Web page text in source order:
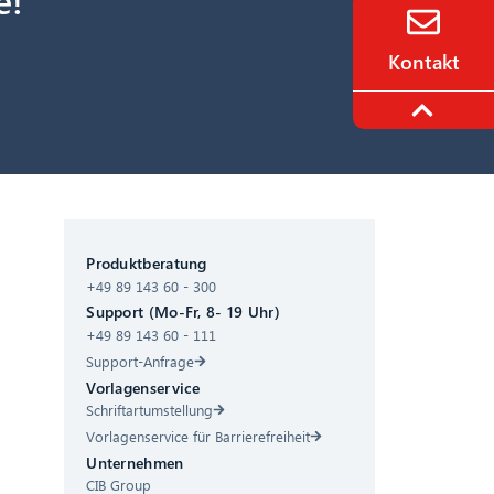
Produktberatung
+49 89 143 60 - 300
Support (Mo-Fr, 8- 19 Uhr)
+49 89 143 60 - 111
Support-Anfrage
Vorlagenservice
Schriftartumstellung
Vorlagenservice für Barrierefreiheit
Unternehmen
CIB Group
Hallo! Was kann ich für Sie tun?
Kontakt